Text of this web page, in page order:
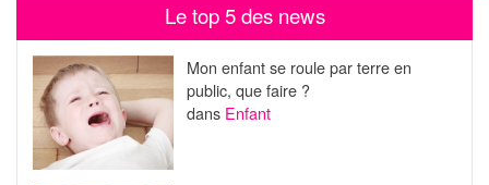
Le top 5 des news
Mon enfant se roule par terre en
public, que faire ?
dans Enfant